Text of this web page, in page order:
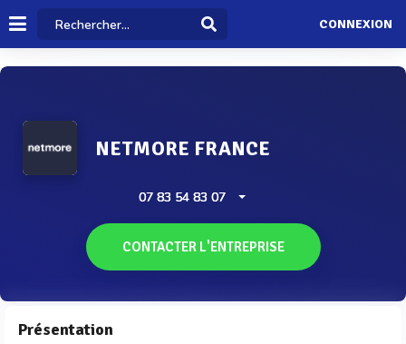
CONNEXION
NETMORE FRANCE
07 83 54 83 07
CONTACTER L'ENTREPRISE
Présentation